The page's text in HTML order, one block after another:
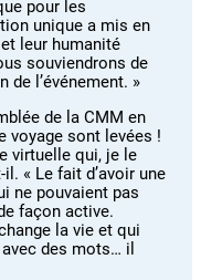
pour les
unique a mis en
leur humanité
souviendrons de
l’événement. »
de la CMM en
voyage sont levées !
virtuelle qui, je le
« Le fait d’avoir une
ne pouvaient pas
façon active.
la vie et qui
des mots… il